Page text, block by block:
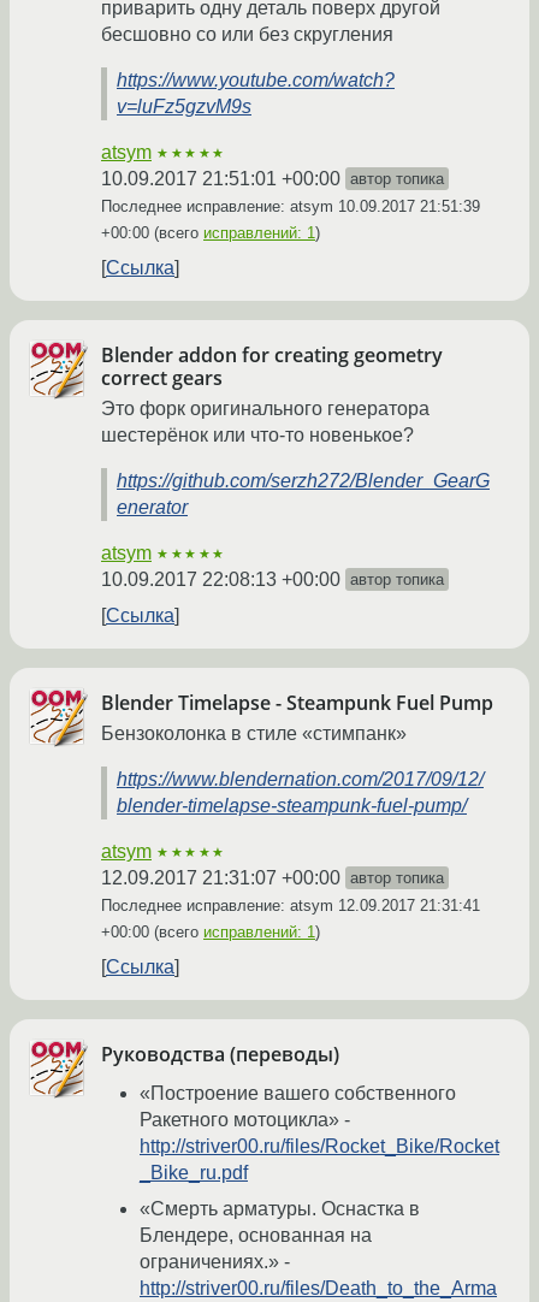
приварить одну деталь поверх другой
бесшовно со или без скругления
https://www.youtube.com/watch?
v=luFz5gzvM9s
atsym ★★★★★
10.09.2017 21:51:01 +00:00 автор топика
Последнее исправление: atsym 10.09.2017 21:51:39
+00:00 (всего исправлений: 1)
Ссылка
Blender addon for creating geometry
correct gears
Это форк оригинального генератора
шестерёнок или что-то новенькое?
https://github.com/serzh272/Blender_GearG
enerator
atsym ★★★★★
10.09.2017 22:08:13 +00:00 автор топика
Ссылка
Blender Timelapse - Steampunk Fuel Pump
Бензоколонка в стиле «стимпанк»
https://www.blendernation.com/2017/09/12/
blender-timelapse-steampunk-fuel-pump/
atsym ★★★★★
12.09.2017 21:31:07 +00:00 автор топика
Последнее исправление: atsym 12.09.2017 21:31:41
+00:00 (всего исправлений: 1)
Ссылка
Руководства (переводы)
«Построение вашего собственного
Ракетного мотоцикла» -
http://striver00.ru/files/Rocket_Bike/Rocket
_Bike_ru.pdf
«Смерть арматуры. Оснастка в
Блендере, основанная на
ограничениях.» -
http://striver00.ru/files/Death_to_the_Arma